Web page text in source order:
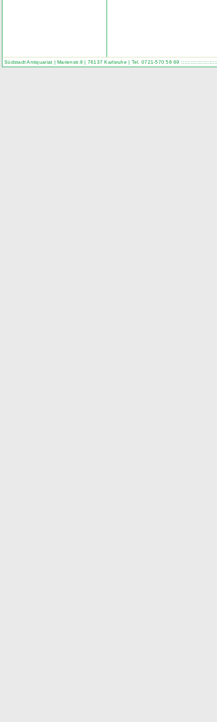
Südstadt Antiquariat | Marienstr.9 | 76137 Karlsruhe | Tel. 0721-570 58 69